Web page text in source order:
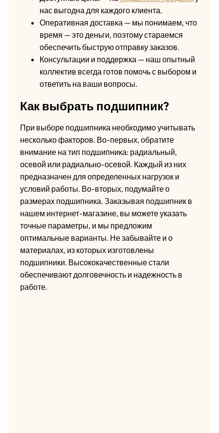
нас выгодна для каждого клиента.
Оперативная доставка — мы понимаем, что
время — это деньги, поэтому стараемся
обеспечить быструю отправку заказов.
Консультации и поддержка — наш опытный
коллектив всегда готов помочь с выбором и
ответить на ваши вопросы.
Как выбрать подшипник?
При выборе подшипника необходимо учитывать
несколько факторов. Во-первых, обратите
внимание на тип подшипника: радиальный,
осевой или радиально-осевой. Каждый из них
предназначен для определенных нагрузок и
условий работы. Во-вторых, подумайте о
размерах подшипника. Заказывая подшипник в
нашем интернет-магазине, вы можете указать
точные параметры, и мы предложим
оптимальные варианты. Не забывайте и о
материалах, из которых изготовлены
подшипники. Высококачественные стали
обеспечивают долговечность и надежность в
работе.